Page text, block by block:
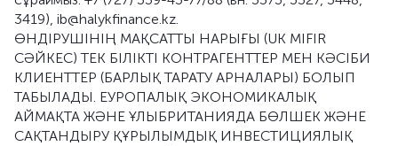
3419), ib@halykfinance.kz.
ӨНДІРУШІНІҢ МАҚСАТТЫ НАРЫҒЫ (UK MIFIR
СӘЙКЕС) ТЕК БІЛІКТІ КОНТРАГЕНТТЕР МЕН КӘСІБИ
КЛИЕНТТЕР (БАРЛЫҚ ТАРАТУ АРНАЛАРЫ) БОЛЫП
ТАБЫЛАДЫ. ЕУРОПАЛЫҚ ЭКОНОМИКАЛЫҚ
АЙМАҚТА ЖӘНЕ ҰЛЫБРИТАНИЯДА БӨЛШЕК ЖӘНЕ
САҚТАНДЫРУ ҚҰРЫЛЫМДЫҚ ИНВЕСТИЦИЯЛЫҚ